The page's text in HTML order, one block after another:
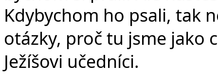
Kdybychom ho psali, tak
otázky, proč tu jsme jako
Ježíšovi učedníci.